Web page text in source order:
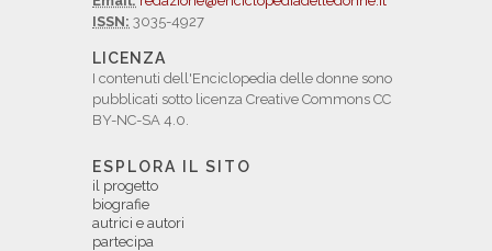
ISSN: 3035-4927
LICENZA
I contenuti dell'Enciclopedia delle donne sono
pubblicati sotto licenza Creative Commons CC
BY-NC-SA 4.0.
ESPLORA IL SITO
il progetto
biografie
autrici e autori
partecipa